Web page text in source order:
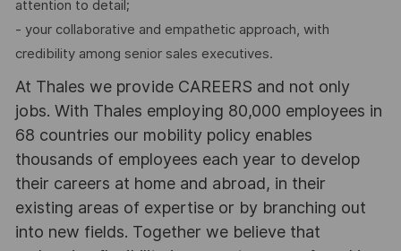
attention to detail;
- your collaborative and empathetic approach, with
credibility among senior sales executives.
At Thales we provide CAREERS and not only
jobs. With Thales employing 80,000 employees in
68 countries our mobility policy enables
thousands of employees each year to develop
their careers at home and abroad, in their
existing areas of expertise or by branching out
into new fields. Together we believe that